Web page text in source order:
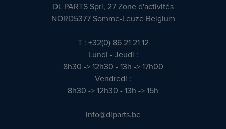
DL PARTS Sprl, 27 Zone d'activités
NORD5377 Somme-Leuze Belgium
T : +32(0) 86 21 21 12
Lundi - Jeudi :
8h30 -> 12h30 - 13h -> 17h00
Vendredi :
8h30 -> 12h30 - 13h -> 15h
info@dlparts.be